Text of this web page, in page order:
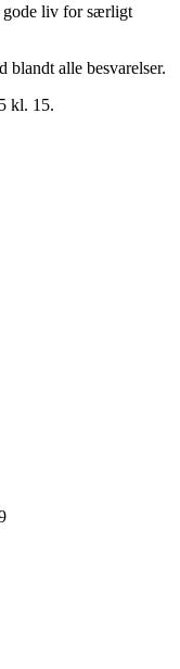
gode liv for særligt
alle besvarelser.
kl. 15.